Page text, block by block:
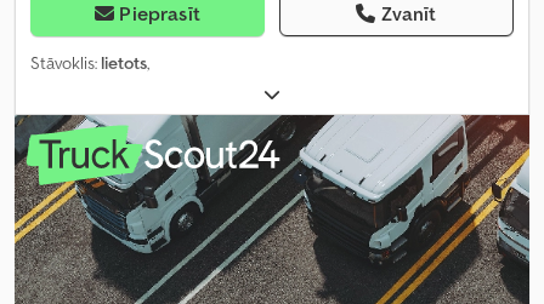
Pieprasīt Zvanīt
Stāvoklis: lietots,